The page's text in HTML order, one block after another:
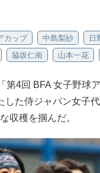
カップ 中島梨紗 日
脇坂仁南 山本一花
4回 BFA 女子野球
した侍ジャパン女子
収穫を掴んだ。